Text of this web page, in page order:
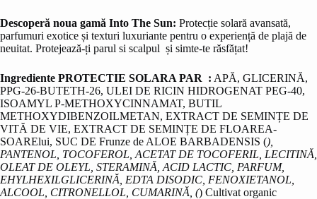
Descoperă noua gamă Into The Sun: Protecție solară avansată,
parfumuri exotice și texturi luxuriante pentru o experiență de plajă de
neuitat. Protejează-ți parul si scalpul și simte-te răsfățat!
Ingrediente PROTECTIE SOLARA PAR : APĂ, GLICERINĂ,
PPG-26-BUTETH-26, ULEI DE RICIN HIDROGENAT PEG-40,
ISOAMYL P-METHOXYCINNAMAT, BUTIL
METHOXYDIBENZOILMETAN, EXTRACT DE SEMINȚE DE
VITĂ DE VIE, EXTRACT DE SEMINȚE DE FLOAREA-
SOARElui, SUC DE Frunze de ALOE BARBADENSIS (),
PANTENOL, TOCOFEROL, ACETAT DE TOCOFERIL, LECITINĂ,
OLEAT DE OLEYL, STERAMINĂ, ACID LACTIC, PARFUM,
EHYLHEXILGLICERINĂ, EDTA DISODIC, FENOXIETANOL,
ALCOOL, CITRONELLOL, CUMARINĂ, () Cultivat organic